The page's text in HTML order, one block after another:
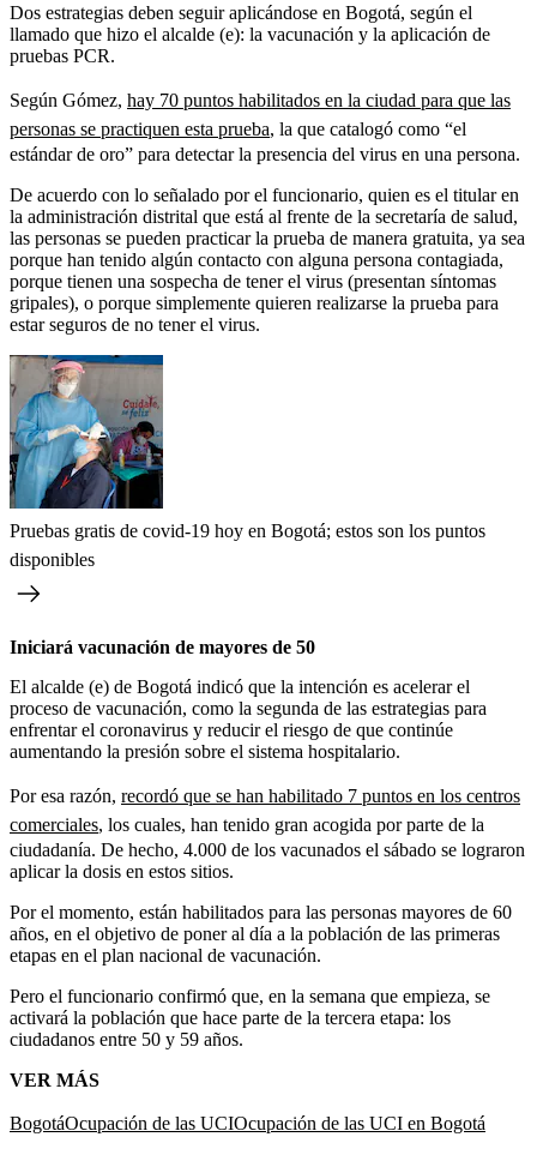
Dos estrategias deben seguir aplicándose en Bogotá, según el
llamado que hizo el alcalde (e): la vacunación y la aplicación de
pruebas PCR.
Según Gómez, hay 70 puntos habilitados en la ciudad para que las
personas se practiquen esta prueba, la que catalogó como “el
estándar de oro” para detectar la presencia del virus en una persona.
De acuerdo con lo señalado por el funcionario, quien es el titular en
la administración distrital que está al frente de la secretaría de salud,
las personas se pueden practicar la prueba de manera gratuita, ya sea
porque han tenido algún contacto con alguna persona contagiada,
porque tienen una sospecha de tener el virus (presentan síntomas
gripales), o porque simplemente quieren realizarse la prueba para
estar seguros de no tener el virus.
Pruebas gratis de covid-19 hoy en Bogotá; estos son los puntos
disponibles
Iniciará vacunación de mayores de 50
El alcalde (e) de Bogotá indicó que la intención es acelerar el
proceso de vacunación, como la segunda de las estrategias para
enfrentar el coronavirus y reducir el riesgo de que continúe
aumentando la presión sobre el sistema hospitalario.
Por esa razón, recordó que se han habilitado 7 puntos en los centros
comerciales, los cuales, han tenido gran acogida por parte de la
ciudadanía. De hecho, 4.000 de los vacunados el sábado se lograron
aplicar la dosis en estos sitios.
Por el momento, están habilitados para las personas mayores de 60
años, en el objetivo de poner al día a la población de las primeras
etapas en el plan nacional de vacunación.
Pero el funcionario confirmó que, en la semana que empieza, se
activará la población que hace parte de la tercera etapa: los
ciudadanos entre 50 y 59 años.
VER MÁS
BogotáOcupación de las UCIOcupación de las UCI en Bogotá